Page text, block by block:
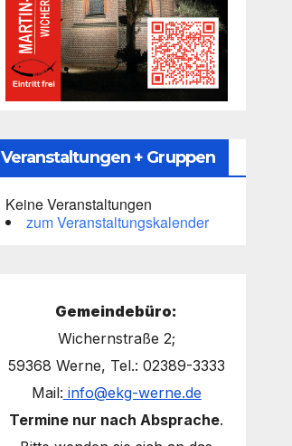
Veranstaltungen + Gruppen
Keine Veranstaltungen
zum Veranstaltungskalender
Gemeindebüro:
Wichernstraße 2;
59368 Werne, Tel.: 02389-3333
Mail: info@ekg-werne.de
Termine nur nach Absprache.